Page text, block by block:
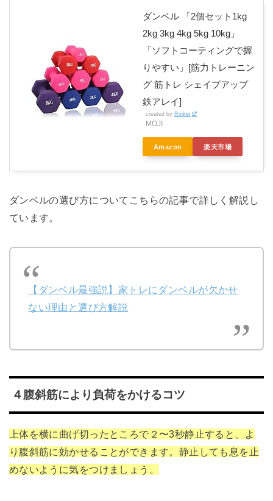
ダンベル 「2個セット1kg
2kg 3kg 4kg 5kg 10kg」
「ソフトコーティングで握
りやすい」[筋力トレーニン
グ 筋トレ シェイプアップ
鉄アレイ]
created by Rinker
MOJI
Amazon 楽天市場
ダンベルの選び方についてこちらの記事で詳しく解説し
ています。
【ダンベル最強説】家トレにダンベルが欠かせ
ない理由と選び方解説
４腹斜筋により負荷をかけるコツ
上体を横に曲げ切ったところで２〜3秒静止すると、よ
り腹斜筋に効かせることができます。静止しても息を止
めないように気をつけましょう。